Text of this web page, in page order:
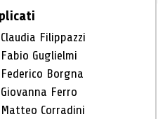
Filippazzi
Guglielmi
Borgna
Ferro
Corradini